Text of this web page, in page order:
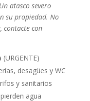
atasco severo
su propiedad. No
contacte con
desagües y WC
y sanitarios
agua